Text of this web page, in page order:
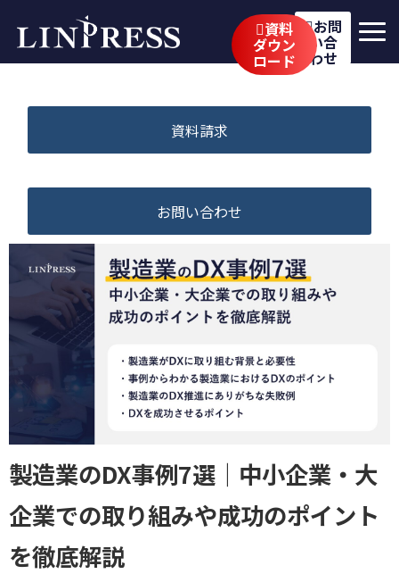
資料
ダウン
ロード
お問
い合
わせ
サービス
イベント・セミナー
ブログ
企業情報
採用情報
資料請求
お問い合わせ
製造業のDX事例7選｜中小企業・大
企業での取り組みや成功のポイント
を徹底解説